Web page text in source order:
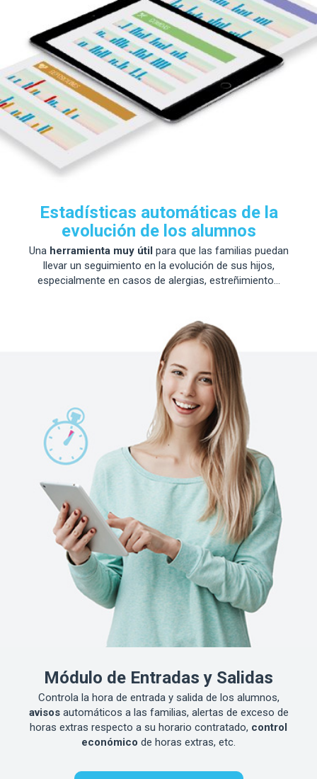
Estadísticas automáticas de la
evolución de los alumnos
Una herramienta muy útil para que las familias puedan
llevar un seguimiento en la evolución de sus hijos,
especialmente en casos de alergias, estreñimiento...
Módulo de Entradas y Salidas
Controla la hora de entrada y salida de los alumnos,
avisosautomáticos a las familias, alertas de exceso de
horas extras respecto a su horario contratado, control
económico de horas extras, etc.